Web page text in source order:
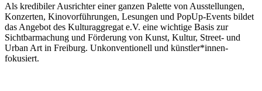
Als kredibiler Ausrichter einer ganzen Palette von Ausstellungen,
Konzerten, Kinovorführungen, Lesungen und PopUp-Events bildet
das Angebot des Kulturaggregat e.V. eine wichtige Basis zur
Sichtbarmachung und Förderung von Kunst, Kultur, Street- und
Urban Art in Freiburg. Unkonventionell und künstler*innen-
fokusiert.